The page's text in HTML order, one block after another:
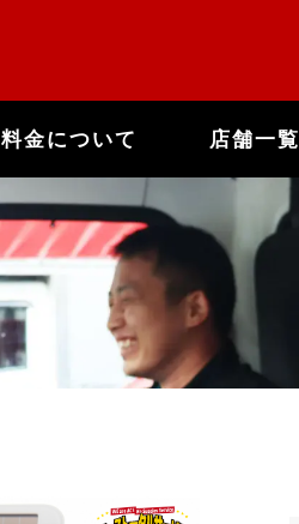
料金について 店舗一覧